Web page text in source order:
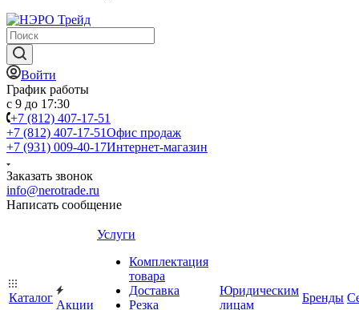
Войти
График работы
с 9 до 17:30
+7 (812) 407-17-51
+7 (812) 407-17-51Офис продаж
+7 (931) 009-40-17Интернет-магазин
Заказать звонок
info@nerotrade.ru
Написать сообщение
Каталог
Акции
Услуги
Комплектация
товара
Доставка
Резка
Юридическим
лицам
Бренды